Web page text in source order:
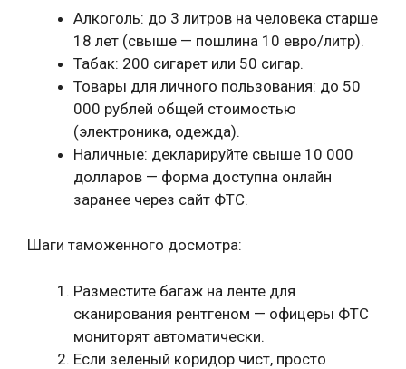
Алкоголь: до 3 литров на человека старше
18 лет (свыше — пошлина 10 евро/литр).
Табак: 200 сигарет или 50 сигар.
Товары для личного пользования: до 50
000 рублей общей стоимостью
(электроника, одежда).
Наличные: декларируйте свыше 10 000
долларов — форма доступна онлайн
заранее через сайт ФТС.
Шаги таможенного досмотра:
Разместите багаж на ленте для
сканирования рентгеном — офицеры ФТС
мониторят автоматически.
Если зеленый коридор чист, просто